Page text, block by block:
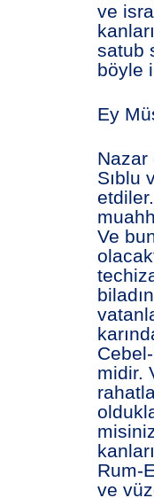
ve
satub
böyle
Ey
Nazar
Sıblu
Ve
midir.
Rum-
ve